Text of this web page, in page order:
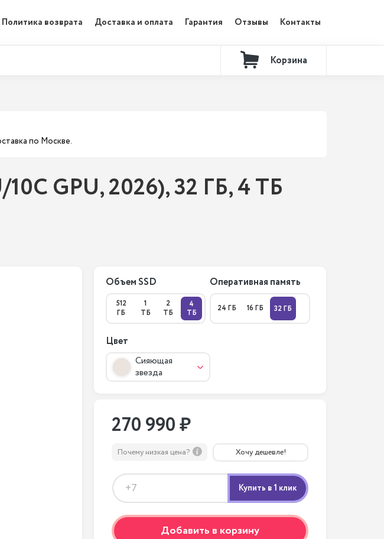
Политика возврата Доставка и оплата Гарантия Отзывы Контакты
Корзина
по Москве.
GPU, 2026), 32 ГБ, 4 ТБ
Объем SSD
512
ГБ
1
ТБ
2
ТБ
4
ТБ
Оперативная память
24 ГБ 16 ГБ 32 ГБ
Цвет
Сияющая
звезда
270 990 ₽
Почему низкая цена? Хочу дешевле!
Добавить в корзину